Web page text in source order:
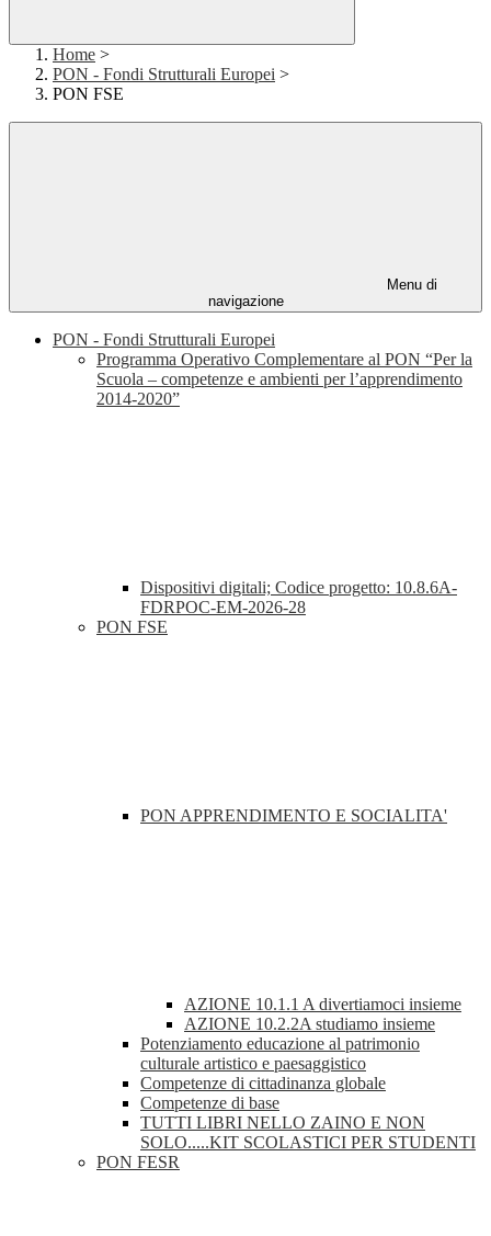
Home >
PON - Fondi Strutturali Europei >
PON FSE
Menu di
navigazione
PON - Fondi Strutturali Europei
Programma Operativo Complementare al PON “Per la
Scuola – competenze e ambienti per l’apprendimento
2014-2020”
Dispositivi digitali; Codice progetto: 10.8.6A-
FDRPOC-EM-2026-28
PON FSE
PON APPRENDIMENTO E SOCIALITA'
AZIONE 10.1.1 A divertiamoci insieme
AZIONE 10.2.2A studiamo insieme
Potenziamento educazione al patrimonio
culturale artistico e paesaggistico
Competenze di cittadinanza globale
Competenze di base
TUTTI LIBRI NELLO ZAINO E NON
SOLO.....KIT SCOLASTICI PER STUDENTI
PON FESR